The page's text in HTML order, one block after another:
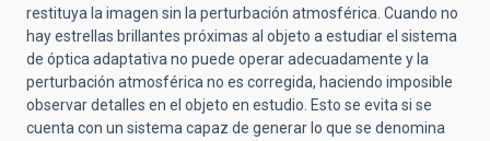
restituya la imagen sin la perturbación atmosférica. Cuando no
hay estrellas brillantes próximas al objeto a estudiar el sistema
de óptica adaptativa no puede operar adecuadamente y la
perturbación atmosférica no es corregida, haciendo imposible
observar detalles en el objeto en estudio. Esto se evita si se
cuenta con un sistema capaz de generar lo que se denomina